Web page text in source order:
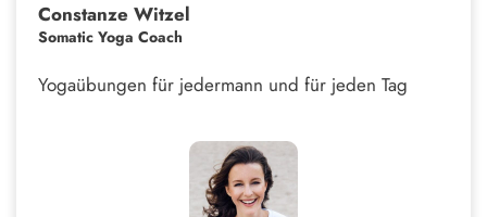
Constanze Witzel
Somatic Yoga Coach
Yogaübungen für jedermann und für jeden Tag